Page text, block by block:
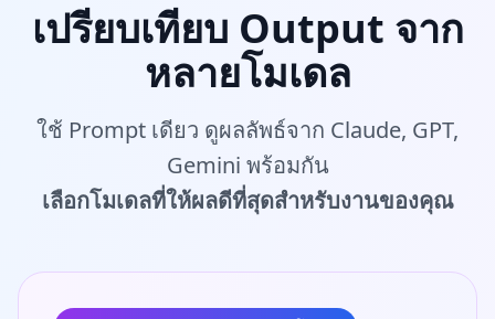
เปรียบเทียบ Output จาก
หลายโมเดล
ใช้ Prompt เดียว ดูผลลัพธ์จาก Claude, GPT,
Gemini พร้อมกัน
เลือกโมเดลที่ให้ผลดีที่สุดสำหรับงานของคุณ